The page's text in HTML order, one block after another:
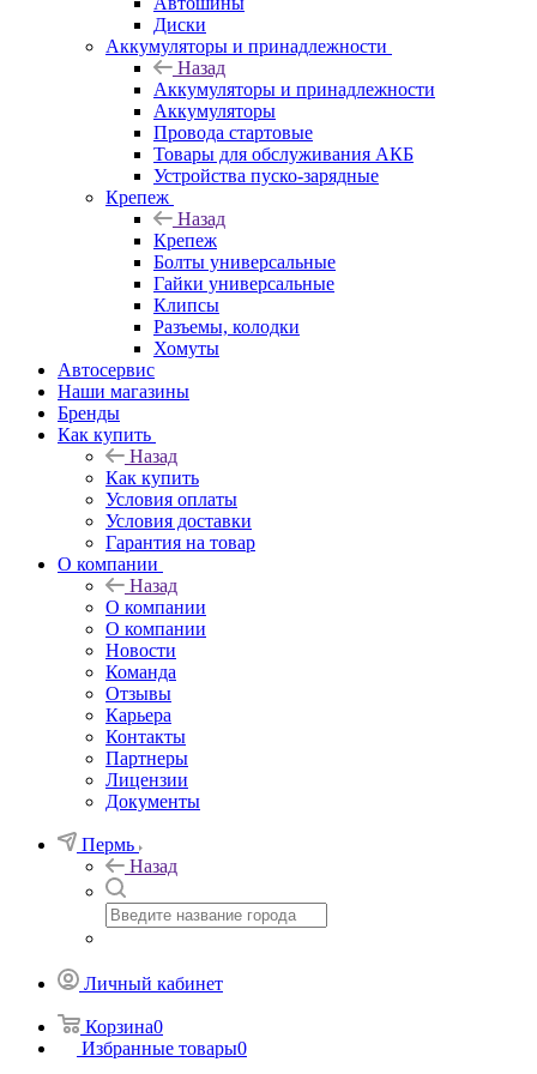
Диски
Аккумуляторы и принадлежности
Назад
Аккумуляторы и принадлежности
Аккумуляторы
Провода стартовые
Товары для обслуживания АКБ
Устройства пуско-зарядные
Крепеж
Назад
Крепеж
Болты универсальные
Гайки универсальные
Клипсы
Разъемы, колодки
Хомуты
Автосервис
Наши магазины
Бренды
Как купить
Назад
Как купить
Условия оплаты
Условия доставки
Гарантия на товар
О компании
Назад
О компании
О компании
Новости
Команда
Отзывы
Карьера
Контакты
Партнеры
Лицензии
Документы
Пермь
Назад
Личный кабинет
Корзина0
Избранные товары0